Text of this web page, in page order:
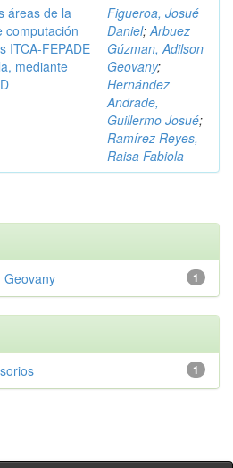
áreas de la
computación
ITCA-FEPADE
mediante
Figueroa, Josué
Daniel;Arbuez
Gúzman, Adilson
Geovany;
Hernández
Andrade,
Guillermo Josué;
Ramírez Reyes,
Raisa Fabiola
1
Geovany
1